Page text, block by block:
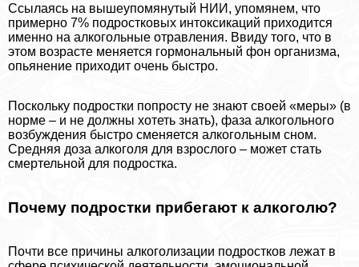
Ссылаясь на вышеупомянутый НИИ, упомянем, что
примерно 7% подростковых интоксикаций приходится
именно на алкогольные отравления. Ввиду того, что в
этом возрасте меняется гормональный фон организма,
опьянение приходит очень быстро.
Поскольку подростки попросту не знают своей «меры» (в
норме – и не должны хотеть знать), фаза алкогольного
возбуждения быстро сменяется алкогольным сном.
Средняя доза алкоголя для взрослого – может стать
cмepтельной для подростка.
Почему подростки прибегают к алкоголю?
Почти все причины алкоголизации подростков лежат в